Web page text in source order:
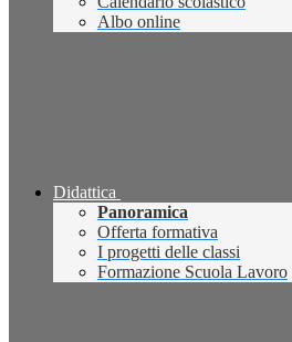
Albo online
Didattica
Panoramica
Offerta formativa
I progetti delle classi
Formazione Scuola Lavoro